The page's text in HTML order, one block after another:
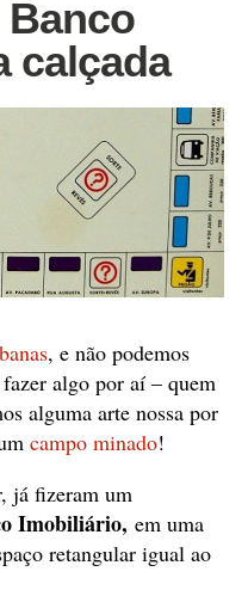
Banco
calçada
, e não podemos
algo por aí – quem
alguma arte nossa por
campo minado!
já fizeram um
Imobiliário, em uma
retangular igual ao